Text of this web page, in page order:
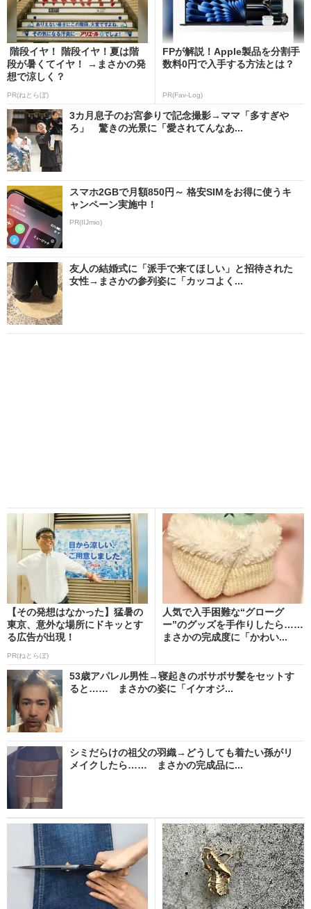
階段イヤ！ 階段イヤ！夏は階
段が暑くてイヤ！ →まさかの発
想で涼しく？
PR(ねとらぼ)
FPが解説！Apple製品を分割手
数料0円で入手する方法とは？
PR(Fav-Log)
3カ月息子のお宮参りで記念撮影→ママ「多すぎや
ろ」 驚きの光景に「愛されてんなあ...
スマホ2GBで月額850円～ 格安SIMをお得に使うキ
ャンペーン実施中！
PR(IIJmio)
友人の結婚式に「派手で来てほしい」と招待された
女性→まさかの参列姿に「カッコよく...
【その発想はなかった】猛暑の
東京、意外な場所にドキッとす
る広告が出現！
PR(ねとらぼ)
人気で入手困難な“グローグ
ー”のグッズを手作りしたら……
まさかの完成度に「かわい...
53歳アパレル男性→寝起きのボサボサ髪をセットす
ると…… まさかの姿に「イケオジ...
シミだらけの祖父の羽織→どうしても着たい孫がリ
メイクしたら…… まさかの完成品に...